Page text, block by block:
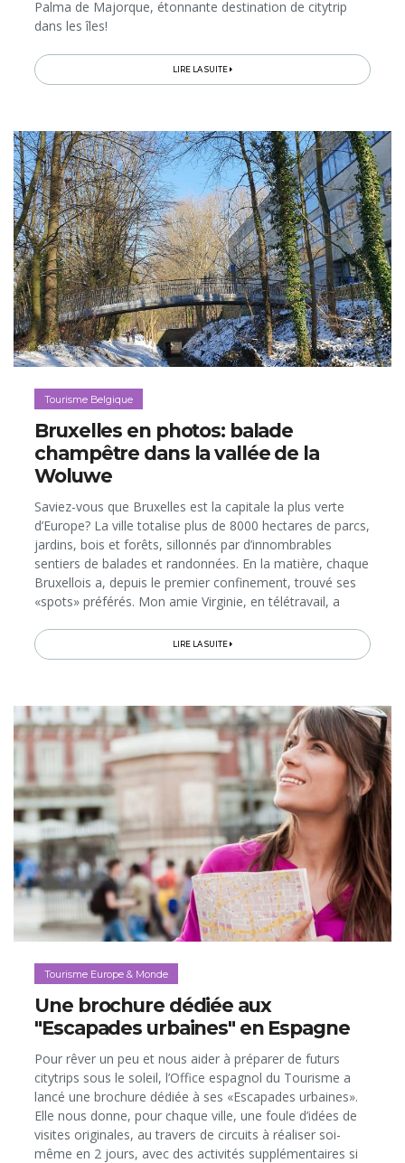
Palma de Majorque, étonnante destination de citytrip
dans les îles!
LIRE LA SUITE
Tourisme Belgique
Bruxelles en photos: balade
champêtre dans la vallée de la
Woluwe
Saviez-vous que Bruxelles est la capitale la plus verte
d’Europe? La ville totalise plus de 8000 hectares de parcs,
jardins, bois et forêts, sillonnés par d’innombrables
sentiers de balades et randonnées. En la matière, chaque
Bruxellois a, depuis le premier confinement, trouvé ses
«spots» préférés. Mon amie Virginie, en télétravail, a
LIRE LA SUITE
Tourisme Europe & Monde
Une brochure dédiée aux
"Escapades urbaines" en Espagne
Pour rêver un peu et nous aider à préparer de futurs
citytrips sous le soleil, l’Office espagnol du Tourisme a
lancé une brochure dédiée à ses «Escapades urbaines».
Elle nous donne, pour chaque ville, une foule d’idées de
visites originales, au travers de circuits à réaliser soi-
même en 2 jours, avec des activités supplémentaires si